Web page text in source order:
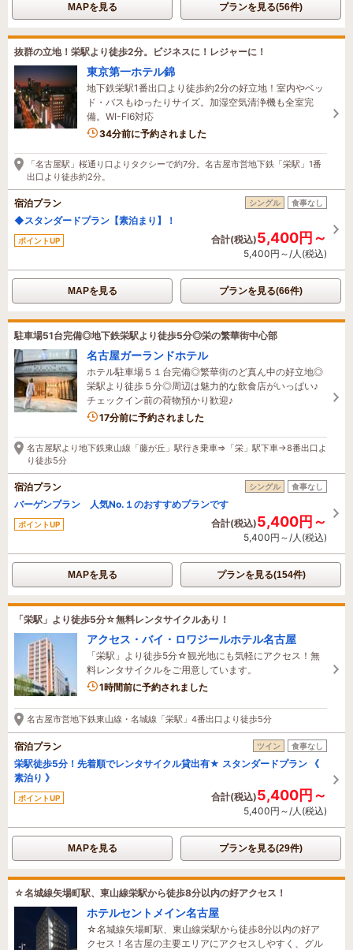
MAPを見る プランを見る(56件)
抜群の立地！栄駅より徒歩2分。ビジネスに！レジャーに！
東京第一ホテル錦
地下鉄栄駅1番出口より徒歩約2分の好立地！室内やベッ
ド・バスもゆったりサイズ。加湿空気清浄機も全室完
備。WI-FI6対応
34分前に予約されました
「名古屋駅」桜通り口よりタクシーで約7分。名古屋市営地下鉄「栄駅」1番
出口より徒歩約2分。
宿泊プラン シングル 食事なし
◆スタンダードプラン【素泊まり】！
ポイントUP 合計(税込)5,400円～
5,400円～/人(税込)
MAPを見る プランを見る(66件)
駐車場51台完備◎地下鉄栄駅より徒歩5分◎栄の繁華街中心部
名古屋ガーランドホテル
ホテル駐車場５１台完備◎繁華街のど真ん中の好立地◎
栄駅より徒歩５分◎周辺は魅力的な飲食店がいっぱい♪
チェックイン前の荷物預かり歓迎♪
5名がこの宿を見ています
17分前に予約されました
名古屋駅より地下鉄東山線「藤が丘」駅行き乗車⇒「栄」駅下車→8番出口よ
り徒歩5分
宿泊プラン シングル 食事なし
バーゲンプラン 人気No.１のおすすめプランです
ポイントUP 合計(税込)5,400円～
5,400円～/人(税込)
MAPを見る プランを見る(154件)
「栄駅」より徒歩5分☆無料レンタサイクルあり！
アクセス・バイ・ロワジールホテル名古屋
「栄駅」より徒歩5分☆観光地にも気軽にアクセス！無
料レンタサイクルをご用意しています。
1名がこの宿を見ています
名古屋市営地下鉄東山線・名城線「栄駅」4番出口より徒歩5分
宿泊プラン ツイン 食事なし
栄駅徒歩5分！先着順でレンタサイクル貸出有★ スタンダードプラン 《
素泊り 》
ポイントUP 合計(税込)5,400円～
5,400円～/人(税込)
MAPを見る プランを見る(29件)
☆名城線矢場町駅、東山線栄駅から徒歩8分以内の好アクセス！
ホテルセントメイン名古屋
☆名城線矢場町駅、東山線栄駅から徒歩8分以内の好ア
クセス！名古屋の主要エリアにアクセスしやすく、グル